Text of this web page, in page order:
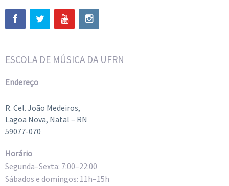
ESCOLA DE MÚSICA DA UFRN
Endereço
R. Cel. João Medeiros,
Lagoa Nova, Natal – RN
59077-070
Horário
Segunda–Sexta: 7:00–22:00
Sábados e domingos: 11h–15h